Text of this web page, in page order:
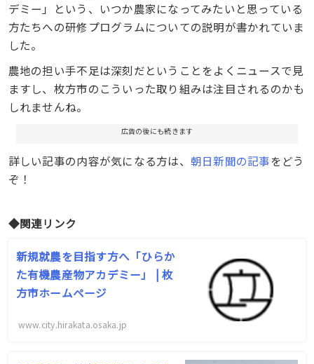
デミー」という、いつか農家になってみたいと思っている
方たちへの研修プログラムについての説明が書かれていま
した。
農地の担い手不足は深刻だということをよくニュースで見
ますし、枚方市のこういった取り組みは注目されるのかも
しれませんね。
広告の後にも続きます
詳しい記事の内容が気になる方は、 朝日新聞の記事をどう
ぞ！
◆関連リンク
新規就農を目指す方へ「ひらか
た有機農産物アカデミー」 | 枚
方市ホームページ
www.city.hirakata.osaka.jp